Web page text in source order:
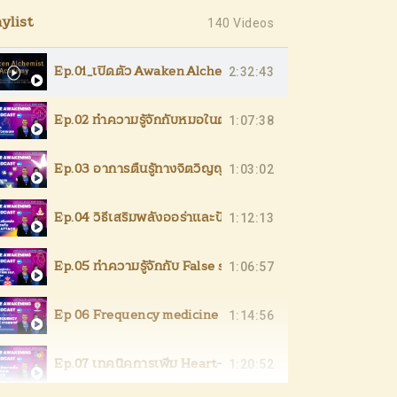
140 Videos
Ep.01_เปิดตัว Awaken Alchemist_01.07.2023
2:32:43
Ep.02 ทำความรู้จักกับหมอในตัวคุณเอง_22.07.2023
1:07:38
Ep.03 อาการตื่นรู้ทางจิตวิญญาณ_29.07.2023
1:03:02
Ep.04 วิธีเสริมพลังออร่าและป้องกัน Psychic
1:12:13
Ep.05 ทำความรู้จักกับ False self, True self, Inner self และ
1:06:57
Ep 06 Frequency medicine การแพทย์แห่งอนาคต
1:14:56
Ep.07 เทคนิคการเพิ่ม Heart-Brain
1:20:52